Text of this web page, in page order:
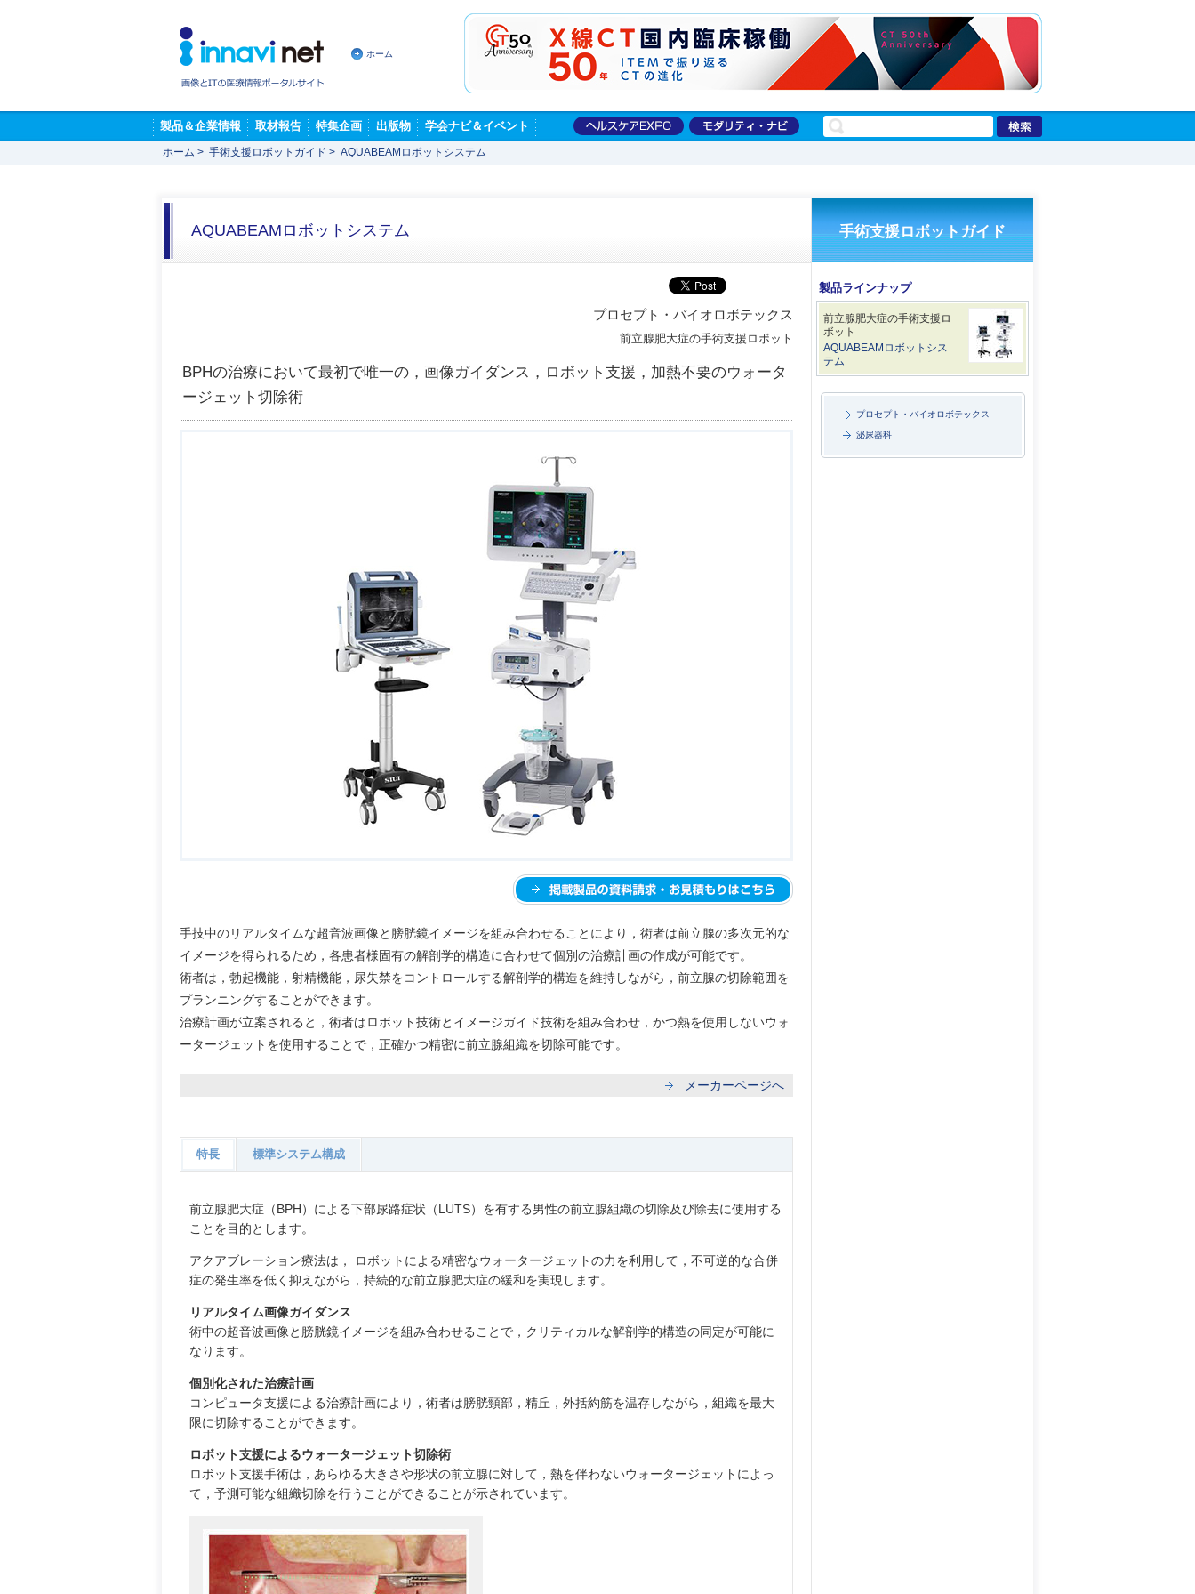
ホーム
製品＆企業情報 取材報告 特集企画 出版物 学会ナビ＆イベント
ホーム > 手術支援ロボットガイド > AQUABEAMロボットシステム
AQUABEAMロボットシステム
プロセプト・バイオロボテックス
前立腺肥大症の手術支援ロボット
BPHの治療において最初で唯一の，画像ガイダンス，ロボット支援，加熱不要のウォータ
ージェット切除術
手技中のリアルタイムな超音波画像と膀胱鏡イメージを組み合わせることにより，術者は前立腺の多次元的な
イメージを得られるため，各患者様固有の解剖学的構造に合わせて個別の治療計画の作成が可能です。
術者は，勃起機能，射精機能，尿失禁をコントロールする解剖学的構造を維持しながら，前立腺の切除範囲を
プランニングすることができます。
治療計画が立案されると，術者はロボット技術とイメージガイド技術を組み合わせ，かつ熱を使用しないウォ
ータージェットを使用することで，正確かつ精密に前立腺組織を切除可能です。
メーカーページへ
特長 標準システム構成
前立腺肥大症（BPH）による下部尿路症状（LUTS）を有する男性の前立腺組織の切除及び除去に使用する
ことを目的とします。
アクアブレーション療法は， ロボットによる精密なウォータージェットの力を利用して，不可逆的な合併
症の発生率を低く抑えながら，持続的な前立腺肥大症の緩和を実現します。
リアルタイム画像ガイダンス
術中の超音波画像と膀胱鏡イメージを組み合わせることで，クリティカルな解剖学的構造の同定が可能に
なります。
個別化された治療計画
コンピュータ支援による治療計画により，術者は膀胱頸部，精丘，外括約筋を温存しながら，組織を最大
限に切除することができます。
ロボット支援によるウォータージェット切除術
ロボット支援手術は，あらゆる大きさや形状の前立腺に対して，熱を伴わないウォータージェットによっ
て，予測可能な組織切除を行うことができることが示されています。
手術支援ロボットガイド
製品ラインナップ
前立腺肥大症の手術支援ロ
ボット
AQUABEAMロボットシス
テム
プロセプト・バイオロボテックス
泌尿器科